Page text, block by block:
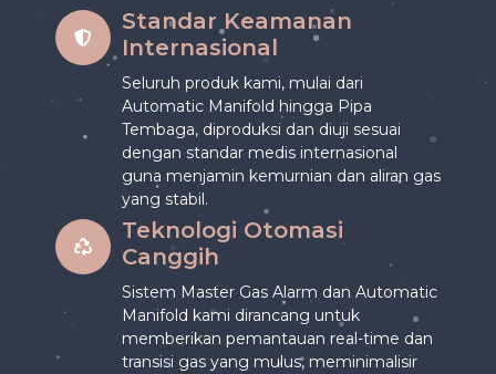
Standar Keamanan
Internasional
Seluruh produk kami, mulai dari
Automatic Manifold hingga Pipa
Tembaga, diproduksi dan diuji sesuai
dengan standar medis internasional
guna menjamin kemurnian dan aliran gas
yang stabil.
Teknologi Otomasi
Canggih
Sistem Master Gas Alarm dan Automatic
Manifold kami dirancang untuk
memberikan pemantauan real-time dan
transisi gas yang mulus, meminimalisir